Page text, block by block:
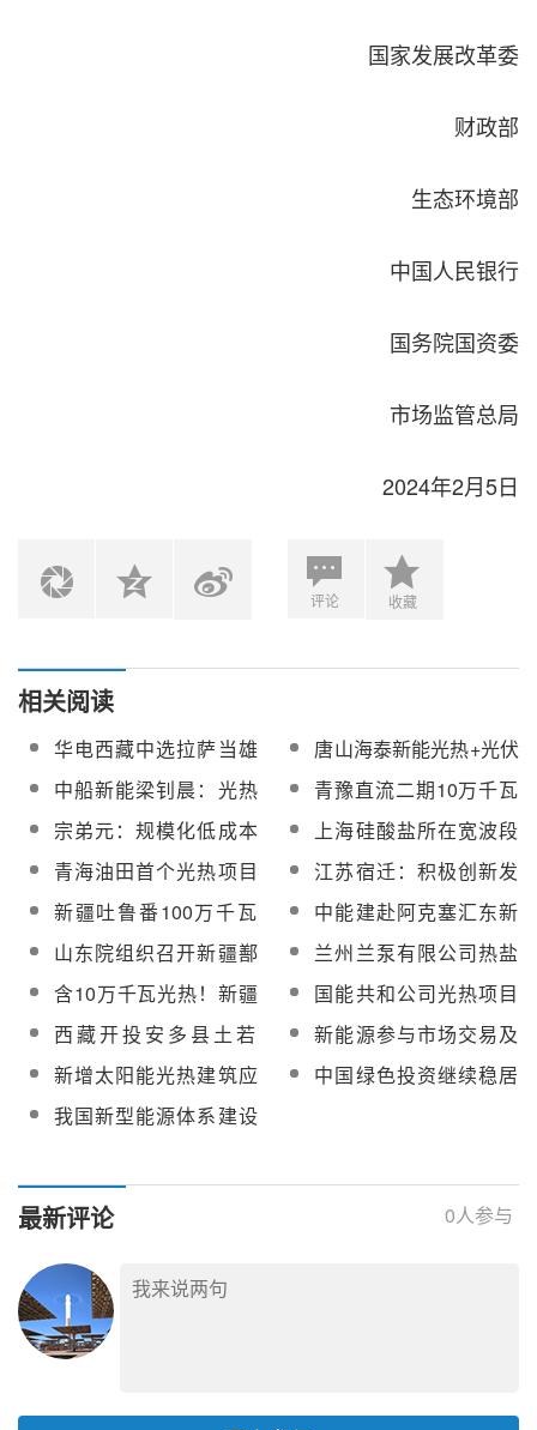
国家发展改革委
财政部
生态环境部
中国人民银行
国务院国资委
市场监管总局
2024年2月5日
评论 收藏
相关阅读
华电西藏中选拉萨当雄
100MW光热+800MW光
伏一体化项目
唐山海泰新能光热+光伏
一体化项目100MW光热
项目国产安全阀采购
中船新能梁钊晨：光热
发电项目安全高效运维
策略探讨
青豫直流二期10万千瓦
光热工程镜场交流不间
断电源系统（UPS）设
备采购
宗弟元：规模化低成本
光热项目建设模式探讨
上海硅酸盐所在宽波段
光热调控节能窗研究中
取得重要进展
青海油田首个光热项目
已成功投运
江苏宿迁：积极创新发
展光热等多能互补开发
模式
新疆吐鲁番100万千瓦
光热+光伏一体化项目首
套定日镜顺利组装下线
中能建赴阿克塞汇东新
能源75万千瓦光热+光
伏试点项目调研
山东院组织召开新疆鄯
善100兆瓦光热发电项
目推进会
兰州兰泵有限公司热盐
泵一次性开车成功，获
光热项目用户肯定与信
赖
含10万千瓦光热！新疆
华电天山北麓基地610
万千瓦新能源项目全过
程造价咨询（第二次）
国能共和公司光热项目
智能建造展示中心建成
启用
西藏开投安多县土若
125MW光伏+50MW光
热一体化项目开工
新能源参与市场交易及
其对光热发电的影响
新增太阳能光热建筑应
用面积730.23万㎡！徐
州市让城乡建筑“绿意盎
中国绿色投资继续稳居
我国新型能源体系建设
最新评论 0人参与